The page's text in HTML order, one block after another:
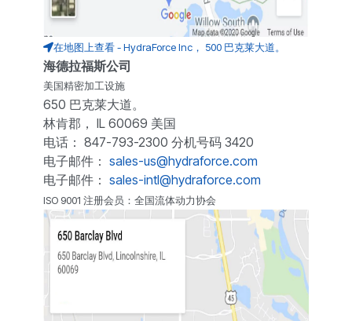
在地图上查看 - HydraForce Inc， 500 巴克莱大道。
海德拉福斯公司
美国精密加工设施
650 巴克莱大道。
林肯郡， IL 60069 美国
电话： 847-793-2300 分机号码 3420
电子邮件： sales-us@hydraforce.com
电子邮件： sales-intl@hydraforce.com
ISO 9001 注册会员：全国流体动力协会